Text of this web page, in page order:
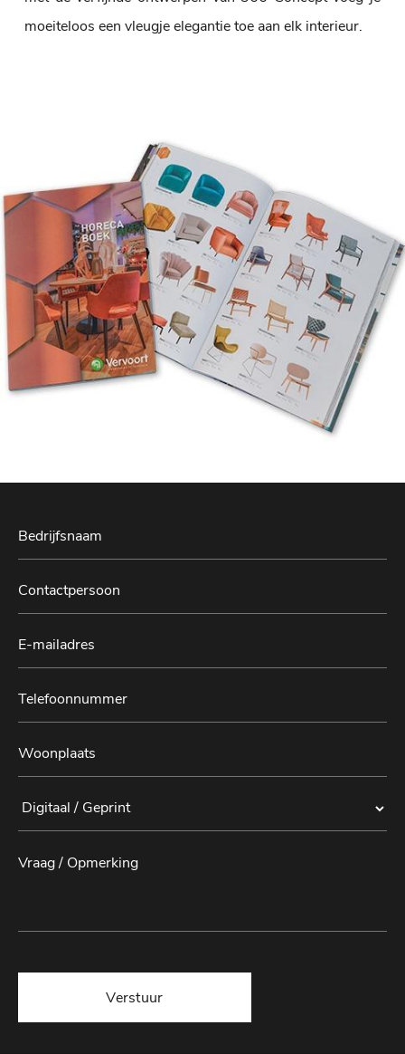
moeiteloos een vleugje elegantie toe aan elk interieur.
Verstuur